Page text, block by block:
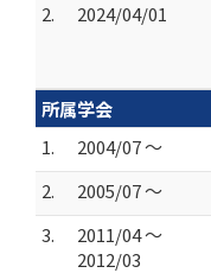
2.
2024/04/01
所属学会
1.
2004/07 ～
2.
2005/07 ～
3.
2011/04 ～
2012/03